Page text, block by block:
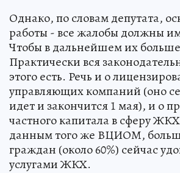
Однако, по словам депутата,
работы - все жалобы должны
Чтобы в дальнейшем их
Практически вся
этого есть. Речь и о
управляющих компаний (оно
идет и закончится 1 мая), и о
частного капитала в сферу
данным того же ВЦИОМ,
граждан (около 60%) сейчас
услугами ЖКХ.